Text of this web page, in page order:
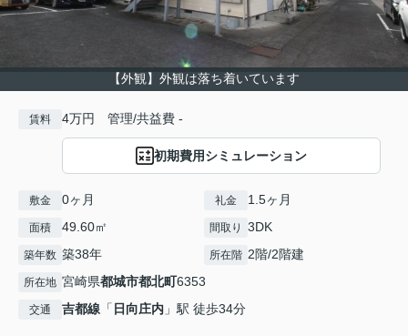
【外観】外観は落ち着いています
賃料 4万円 管理/共益費 -
初期費用シミュレーション
敷金 0ヶ月 礼金 1.5ヶ月
面積 49.60㎡ 間取り 3DK
築年数 築38年 所在階 2階/2階建
所在地 宮崎県都城市都北町6353
交通 吉都線 「 日向庄内 」駅 徒歩34分